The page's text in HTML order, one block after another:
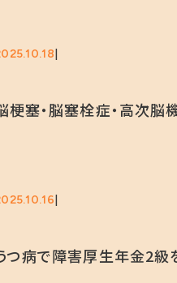
梗塞・脳塞栓症・高次
つ病で障害厚生年金2級